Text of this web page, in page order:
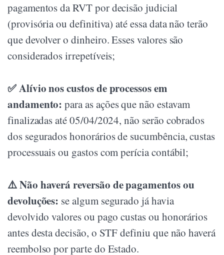
pagamentos da RVT por decisão judicial
(provisória ou definitiva) até essa data não terão
que devolver o dinheiro. Esses valores são
considerados irrepetíveis;
✅ Alívio nos custos de processos em
andamento: para as ações que não estavam
finalizadas até 05/04/2024, não serão cobrados
dos segurados honorários de sucumbência, custas
processuais ou gastos com perícia contábil;
⚠️ Não haverá reversão de pagamentos ou
devoluções: se algum segurado já havia
devolvido valores ou pago custas ou honorários
antes desta decisão, o STF definiu que não haverá
reembolso por parte do Estado.